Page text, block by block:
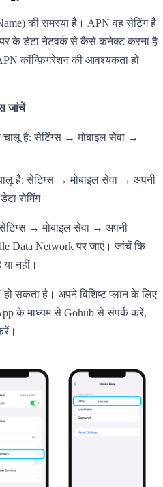
की समस्या है। APN वह सेटिंग है
के डेटा नेटवर्क से कैसे कनेक्ट करना है
कॉन्फ़िगरेशन की आवश्यकता हो
जांचें
चालू है: सेटिंग्स → मोबाइल सेवा →
है: सेटिंग्स → मोबाइल सेवा → अपनी
रोमिंग
→ मोबाइल सेवा → अपनी
Data Network पर जाएं। जांचें कि
नहीं।
सकता है। अपने विशिष्ट प्लान के लिए
के माध्यम से Gohub से संपर्क करें,